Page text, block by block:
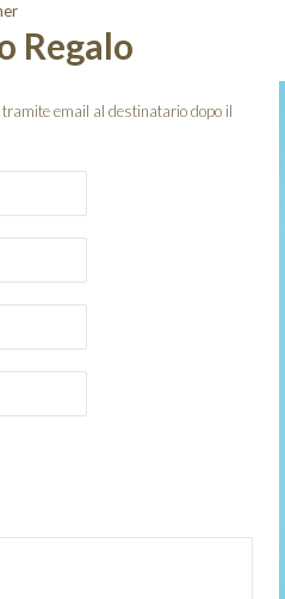
Regalo
email al destinatario dopo il